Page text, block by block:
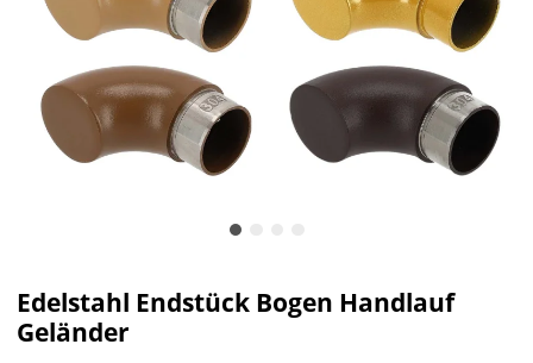
Edelstahl Endstück Bogen Handlauf
Geländer